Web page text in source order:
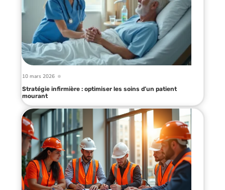
10 mars 2026
Stratégie infirmière : optimiser les soins d’un patient
mourant